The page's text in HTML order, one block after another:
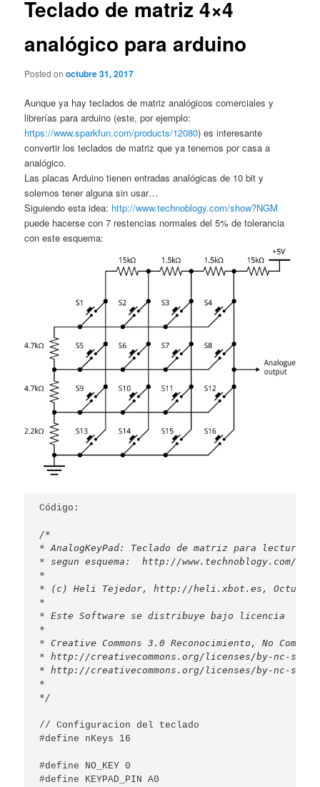
Teclado de matriz 4×4
analógico para arduino
Posted onoctubre 31, 2017
Aunque ya hay teclados de matriz analógicos comerciales y
librerías para arduino (este, por ejemplo:
https://www.sparkfun.com/products/12080) es interesante
convertir los teclados de matriz que ya tenemos por casa a
analógico.
Las placas Arduino tienen entradas analógicas de 10 bit y
solemos tener alguna sin usar…
Siguiendo esta idea: http://www.technoblogy.com/show?NGM
puede hacerse con 7 restencias normales del 5% de tolerancia
con este esquema:
/*
* AnalogKeyPad: Teclado de matriz para lectura
* segun esquema:  http://www.technoblogy.com/
*
* (c) Heli Tejedor, http://heli.xbot.es, Octubre
*
* Este Software se distribuye bajo licencia
*
* Creative Commons 3.0 Reconocimiento, No
* http://creativecommons.org/licenses/by-nc-sa/
* http://creativecommons.org/licenses/by-nc-sa/
*
*/
// Configuracion del teclado
#define nKeys 16
#define NO_KEY 0
#define KEYPAD_PIN A0